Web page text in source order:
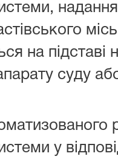
на підставі
суду
у